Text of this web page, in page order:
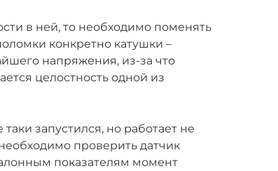
в ней, то необходимо поменять
конкретно катушки –
напряжения, из-за что
целостность одной из
запустился, но работает не
проверить датчик
показателям момент